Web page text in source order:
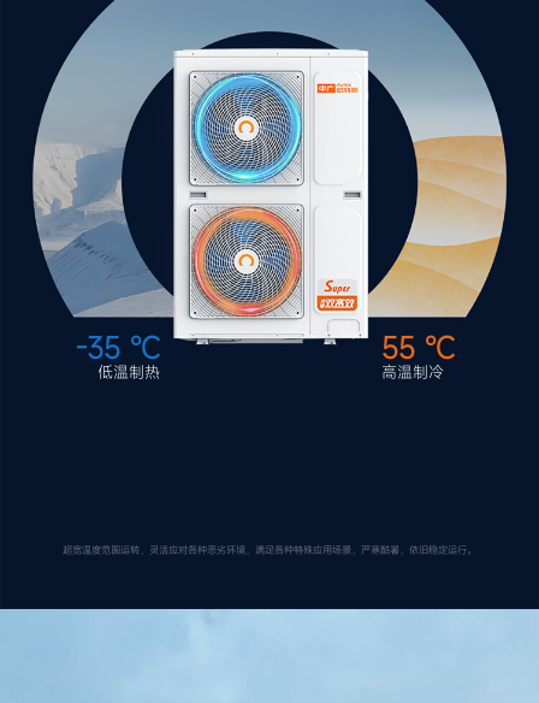
-35 ℃
低温制热
55 ℃
高温制冷
超宽温度范围运转，灵活应对各种恶劣环境，满足各种特殊应用场景，严寒酷暑，依旧稳定运行。